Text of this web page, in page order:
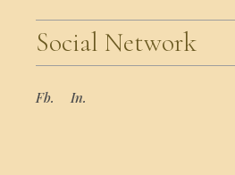
Social Network
Fb. In.